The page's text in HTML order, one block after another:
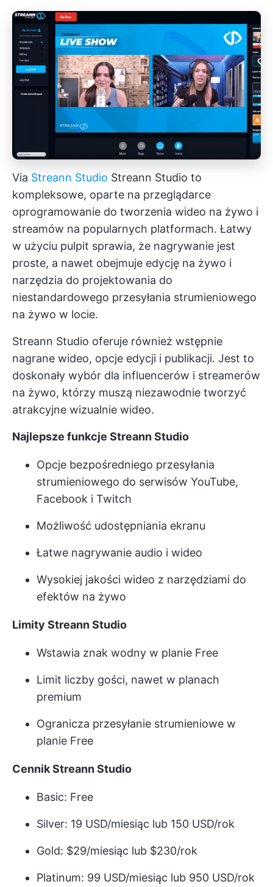
Via Streann Studio Streann Studio to
kompleksowe, oparte na przeglądarce
oprogramowanie do tworzenia wideo na żywo i
streamów na popularnych platformach. Łatwy
w użyciu pulpit sprawia, że nagrywanie jest
proste, a nawet obejmuje edycję na żywo i
narzędzia do projektowania do
niestandardowego przesyłania strumieniowego
na żywo w locie.
Streann Studio oferuje również wstępnie
nagrane wideo, opcje edycji i publikacji. Jest to
doskonały wybór dla influencerów i streamerów
na żywo, którzy muszą niezawodnie tworzyć
atrakcyjne wizualnie wideo.
Najlepsze funkcje Streann Studio
Opcje bezpośredniego przesyłania
strumieniowego do serwisów YouTube,
Facebook i Twitch
Możliwość udostępniania ekranu
Łatwe nagrywanie audio i wideo
Wysokiej jakości wideo z narzędziami do
efektów na żywo
Limity Streann Studio
Wstawia znak wodny w planie Free
Limit liczby gości, nawet w planach
premium
Ogranicza przesyłanie strumieniowe w
planie Free
Cennik Streann Studio
Basic: Free
Silver: 19 USD/miesiąc lub 150 USD/rok
Gold: $29/miesiąc lub $230/rok
Platinum: 99 USD/miesiąc lub 950 USD/rok